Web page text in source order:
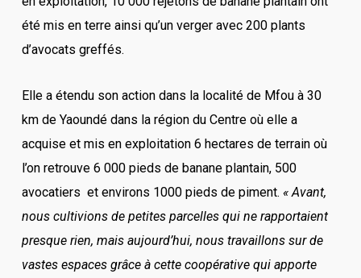
été mis en terre ainsi qu’un verger avec 200 plants
d’avocats greffés.
Elle a étendu son action dans la localité de Mfou à 30
km de Yaoundé dans la région du Centre où elle a
acquise et mis en exploitation 6 hectares de terrain où
l’on retrouve 6 000 pieds de banane plantain, 500
avocatiers et environs 1000 pieds de piment. « Avant,
nous cultivions de petites parcelles qui ne rapportaient
presque rien, mais aujourd’hui, nous travaillons sur de
vastes espaces grâce à cette coopérative qui apporte